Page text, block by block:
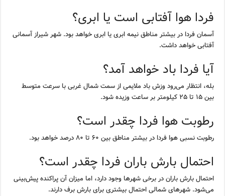
فردا هوا آفتابی است یا ابری؟
آسمان فردا در بیشتر مناطق نیمه ابری یا ابری خواهد بود. شهر شیراز آسمانی
آفتابی خواهد داشت.
آیا فردا باد خواهد آمد؟
بله، انتظار می‌رود وزش باد ملایمی از سمت شمال غربی با سرعت متوسط
بین ۱۵ تا ۲۵ کیلومتر بر ساعت وزیده شود.
رطوبت هوا فردا چقدر است؟
رطوبت نسبی هوا فردا در بیشتر مناطق بین ۶۰ تا ۸۰ درصد خواهد بود.
احتمال بارش باران فردا چقدر است؟
احتمال بارش باران در برخی شهرها وجود دارد، اما میزان آن پراکنده پیش‌بینی
می‌شود. شهرهای شمالی احتمال بیشتری برای بارش برف دارند.